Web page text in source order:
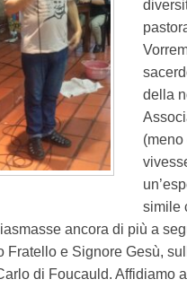
della
simile
ancora di più a
Fratello e Signore Gesù,
di Foucauld. Affidiamo